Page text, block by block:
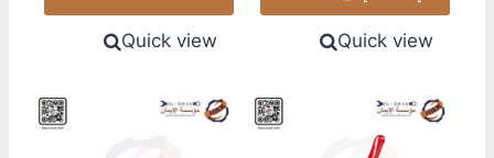
Quick view
Quick view